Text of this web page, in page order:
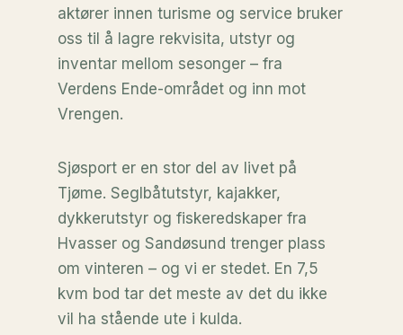
aktører innen turisme og service bruker
oss til å lagre rekvisita, utstyr og
inventar mellom sesonger – fra
Verdens Ende-området og inn mot
Vrengen.
Sjøsport er en stor del av livet på
Tjøme. Seglbåtutstyr, kajakker,
dykkerutstyr og fiskeredskaper fra
Hvasser og Sandøsund trenger plass
om vinteren – og vi er stedet. En 7,5
kvm bod tar det meste av det du ikke
vil ha stående ute i kulda.